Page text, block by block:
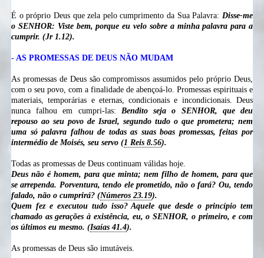
É o próprio Deus que zela pelo cumprimento da Sua Palavra: Disse-me
o SENHOR: Viste bem, porque eu velo sobre a minha palavra para a
cumprir. (Jr 1.12).
- AS PROMESSAS DE DEUS NÃO MUDAM
As promessas de Deus são compromissos assumidos pelo próprio Deus,
com o seu povo, com a finalidade de abençoá-lo. Promessas espirituais e
materiais, temporárias e eternas, condicionais e incondicionais. Deus
nunca falhou em cumpri-las: Bendito seja o SENHOR, que deu
repouso ao seu povo de Israel, segundo tudo o que prometera; nem
uma só palavra falhou de todas as suas boas promessas, feitas por
intermédio de Moisés, seu servo (1 Reis 8.56).
Todas as promessas de Deus continuam válidas hoje.
Deus não é homem, para que minta; nem filho de homem, para que
se arrependa. Porventura, tendo ele prometido, não o fará? Ou, tendo
falado, não o cumprirá? (Números 23.19).
Quem fez e executou tudo isso? Aquele que desde o princípio tem
chamado as gerações à existência, eu, o SENHOR, o primeiro, e com
os últimos eu mesmo. (Isaías 41.4).
As promessas de Deus são imutáveis.